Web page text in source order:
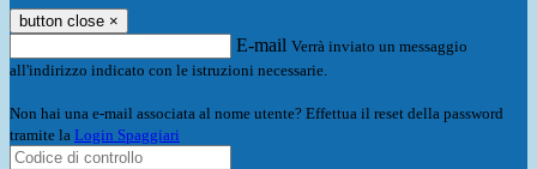
button close ×
E-mail Verrà inviato un messaggio
all'indirizzo indicato con le istruzioni necessarie.
Non hai una e-mail associata al nome utente? Effettua il reset della password
tramite la Login Spaggiari